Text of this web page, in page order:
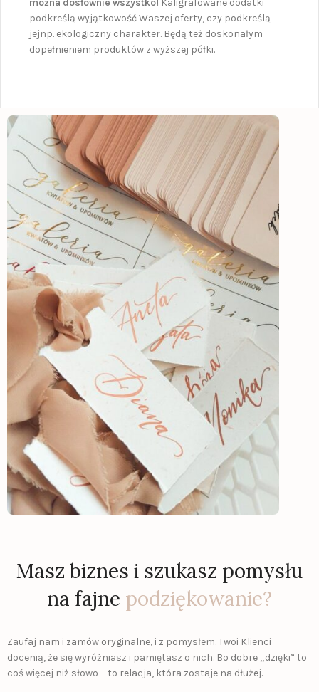
można dosłownie wszystko! Kaligrafowane dodatki
podkreślą wyjątkowość Waszej oferty, czy podkreślą
jejnp. ekologiczny charakter. Będą też doskonałym
dopełnieniem produktów z wyższej półki.
Masz biznes i szukasz pomysłu
na fajne podziękowanie?
Zaufaj nam i zamów oryginalne, i z pomysłem. Twoi Klienci
docenią, że się wyróżniasz i pamiętasz o nich. Bo dobre „dzięki” to
coś więcej niż słowo – to relacja, która zostaje na dłużej.